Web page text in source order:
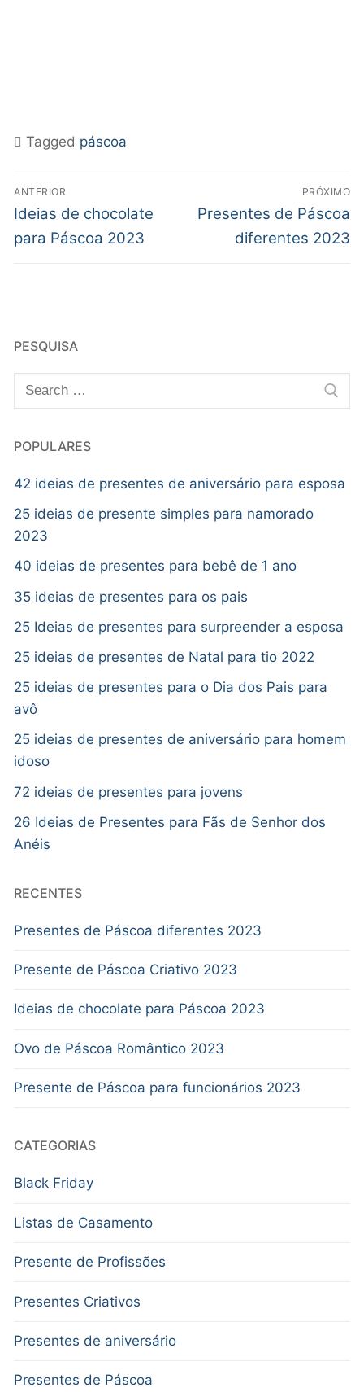
Tagged páscoa
ANTERIOR
Ideias de chocolate
para Páscoa 2023
PRÓXIMO
Presentes de Páscoa
diferentes 2023
PESQUISA
POPULARES
42 ideias de presentes de aniversário para esposa
25 ideias de presente simples para namorado
2023
40 ideias de presentes para bebê de 1 ano
35 ideias de presentes para os pais
25 Ideias de presentes para surpreender a esposa
25 ideias de presentes de Natal para tio 2022
25 ideias de presentes para o Dia dos Pais para
avô
25 ideias de presentes de aniversário para homem
idoso
72 ideias de presentes para jovens
26 Ideias de Presentes para Fãs de Senhor dos
Anéis
RECENTES
Presentes de Páscoa diferentes 2023
Presente de Páscoa Criativo 2023
Ideias de chocolate para Páscoa 2023
Ovo de Páscoa Romântico 2023
Presente de Páscoa para funcionários 2023
CATEGORIAS
Black Friday
Listas de Casamento
Presente de Profissões
Presentes Criativos
Presentes de aniversário
Presentes de Páscoa